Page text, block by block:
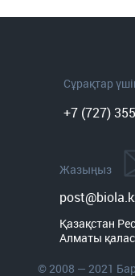
Сұрақтар
+7 (727)
Жазыңыз
Қазақстан
Алматы
© 2008 — 2021